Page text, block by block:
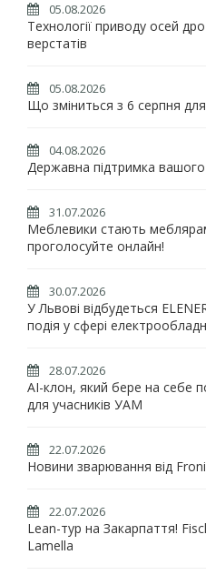
05.08.2026
Технології приводу осей
верстатів
05.08.2026
Що зміниться з 6 серпня
04.08.2026
Державна підтримка
31.07.2026
Меблевики стають
проголосуйте онлайн!
30.07.2026
У Львові відбудеться
подія у сфері
28.07.2026
AI-клон, який бере на себе
для учасників УАМ
22.07.2026
Новини зварювання від
22.07.2026
Lean-тур на Закарпаття!
Lamella